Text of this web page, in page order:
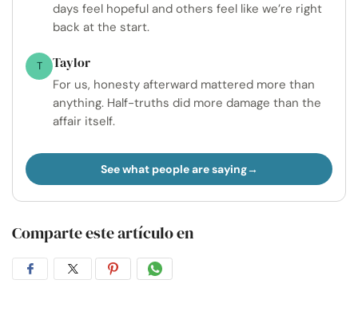
days feel hopeful and others feel like we’re right
back at the start.
T Taylor
For us, honesty afterward mattered more than
anything. Half-truths did more damage than the
affair itself.
See what people are saying
Comparte este artículo en
CompartirCompartirCompartirCompartir